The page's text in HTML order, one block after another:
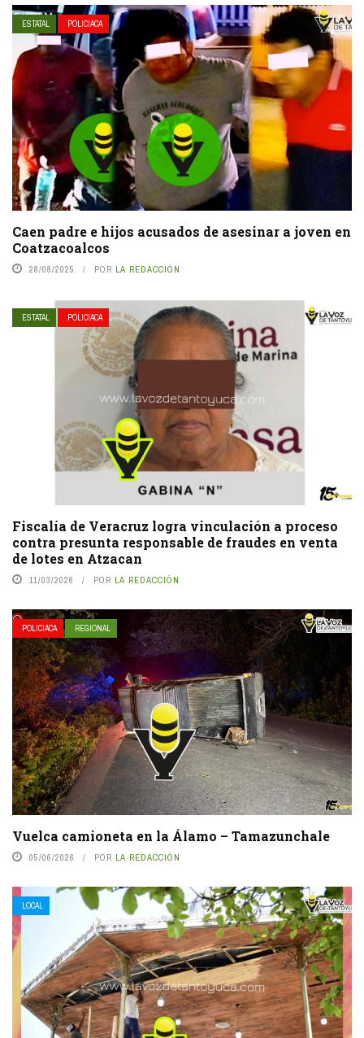
ESTATAL POLICIACA
Caen padre e hijos acusados de asesinar a joven en
Coatzacoalcos
28/08/2025 POR LA REDACCIÓN
ESTATAL POLICIACA
Fiscalía de Veracruz logra vinculación a proceso
contra presunta responsable de fraudes en venta
de lotes en Atzacan
11/03/2026 POR LA REDACCIÓN
POLICIACA REGIONAL
Vuelca camioneta en la Álamo – Tamazunchale
05/06/2026 POR LA REDACCIÓN
LOCAL